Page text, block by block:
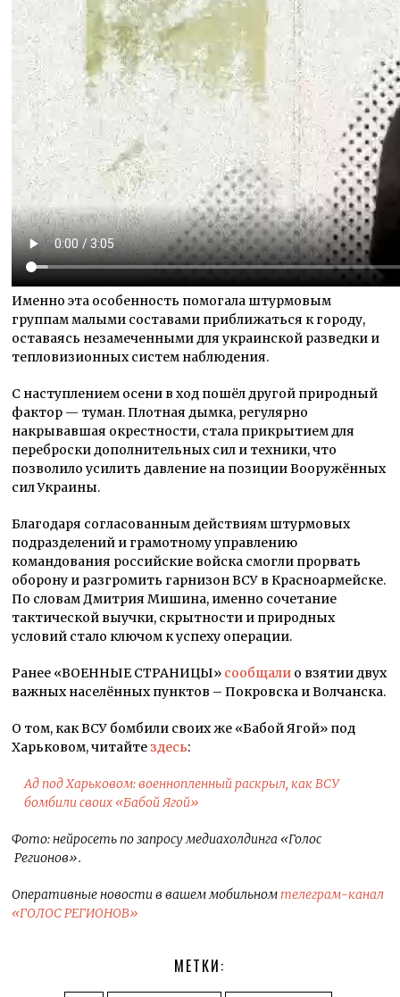
Именно эта особенность помогала штурмовым
группам малыми составами приближаться к городу,
оставаясь незамеченными для украинской разведки и
тепловизионных систем наблюдения.
С наступлением осени в ход пошёл другой природный
фактор — туман. Плотная дымка, регулярно
накрывавшая окрестности, стала прикрытием для
переброски дополнительных сил и техники, что
позволило усилить давление на позиции Вооружённых
сил Украины.
Благодаря согласованным действиям штурмовых
подразделений и грамотному управлению
командования российские войска смогли прорвать
оборону и разгромить гарнизон ВСУ в Красноармейске.
По словам Дмитрия Мишина, именно сочетание
тактической выучки, скрытности и природных
условий стало ключом к успеху операции.
Ранее «ВОЕННЫЕ СТРАНИЦЫ» сообщали о взятии двух
важных населённых пунктов – Покровска и Волчанска.
О том, как ВСУ бомбили своих же «Бабой Ягой» под
Харьковом, читайте здесь:
Ад под Харьковом: военнопленный раскрыл, как ВСУ
бомбили своих «Бабой Ягой»
Фото: нейросеть по запросу медиахолдинга «Голос
Регионов».
Оперативные новости в вашем мобильномтелеграм-канал
«ГОЛОС РЕГИОНОВ»
МЕТКИ: